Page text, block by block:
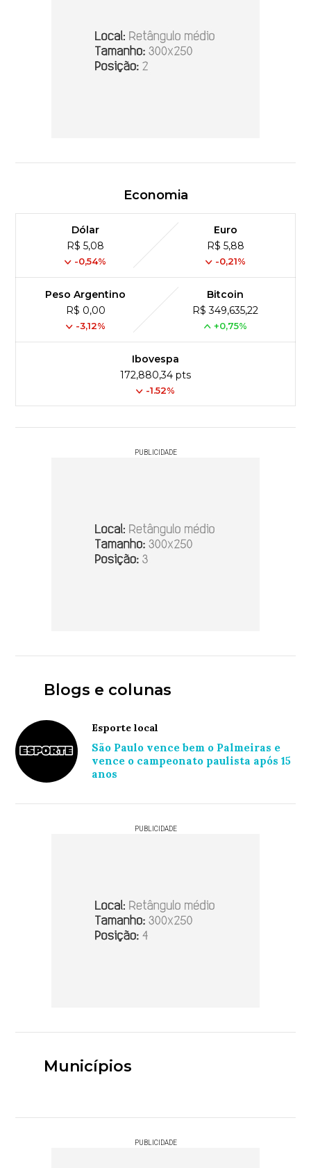
Economia
Dólar
R$ 5,08
-0,54%
Euro
R$ 5,88
-0,21%
Peso Argentino
R$ 0,00
-3,12%
Bitcoin
R$ 349,635,22
+0,75%
Ibovespa
172,880,34 pts
-1.52%
PUBLICIDADE
Blogs e colunas
Esporte local
São Paulo vence bem o Palmeiras e
vence o campeonato paulista após 15
anos
PUBLICIDADE
Municípios
PUBLICIDADE